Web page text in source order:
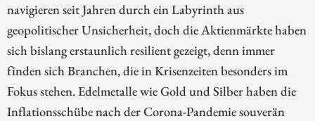
navigieren seit Jahren durch ein Labyrinth aus
geopolitischer Unsicherheit, doch die Aktienmärkte haben
sich bislang erstaunlich resilient gezeigt, denn immer
finden sich Branchen, die in Krisenzeiten besonders im
Fokus stehen. Edelmetalle wie Gold und Silber haben die
Inflationsschübe nach der Corona-Pandemie souverän